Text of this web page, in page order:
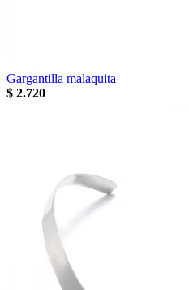
Gargantilla malaquita
$ 2.720